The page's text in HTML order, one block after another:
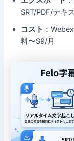
SRT/PDF/テキ
コスト ：
料〜$9/月